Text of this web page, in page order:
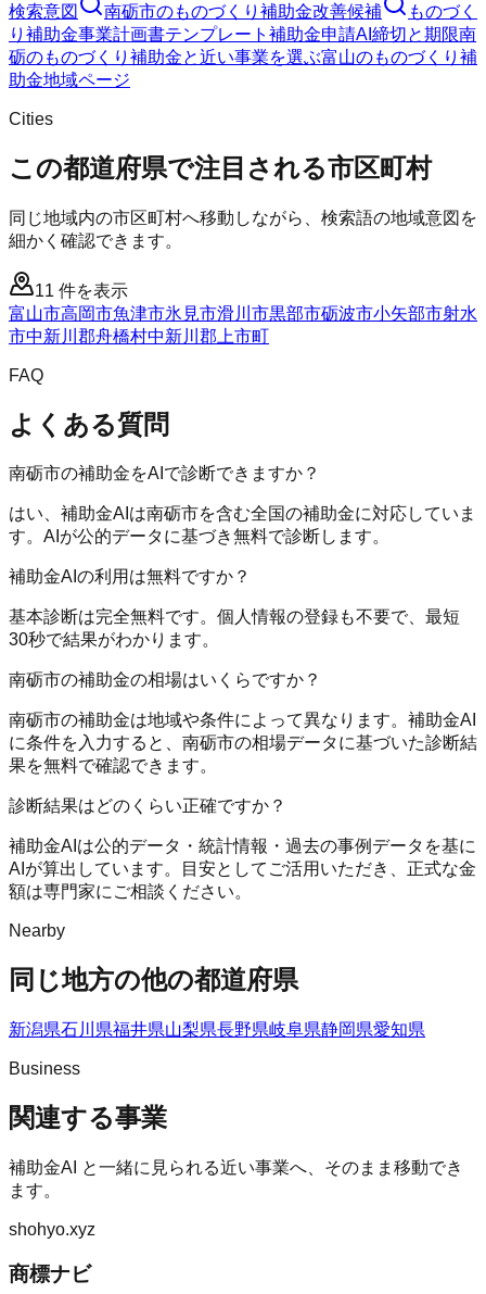
検索意図
南砺市のものづくり補助金改善候補
ものづく
り補助金事業計画書テンプレート 補助金申請AI 締切と期限南
砺のものづくり補助金と近い事業を選ぶ富山のものづくり補
助金地域ページ
Cities
この都道府県で注目される市区町村
同じ地域内の市区町村へ移動しながら、検索語の地域意図を
細かく確認できます。
11 件を表示
富山市高岡市魚津市氷見市滑川市黒部市砺波市小矢部市射水
市中新川郡舟橋村中新川郡上市町
FAQ
よくある質問
南砺市の補助金をAIで診断できますか？
はい、補助金AIは南砺市を含む全国の補助金に対応していま
す。AIが公的データに基づき無料で診断します。
補助金AIの利用は無料ですか？
基本診断は完全無料です。個人情報の登録も不要で、最短
30秒で結果がわかります。
南砺市の補助金の相場はいくらですか？
南砺市の補助金は地域や条件によって異なります。補助金AI
に条件を入力すると、南砺市の相場データに基づいた診断結
果を無料で確認できます。
診断結果はどのくらい正確ですか？
補助金AIは公的データ・統計情報・過去の事例データを基に
AIが算出しています。目安としてご活用いただき、正式な金
額は専門家にご相談ください。
Nearby
同じ地方の他の都道府県
新潟県石川県福井県山梨県長野県岐阜県静岡県愛知県
Business
関連する事業
補助金AI
と一緒に見られる近い事業へ、そのまま移動でき
ます。
shohyo.xyz
商標ナビ